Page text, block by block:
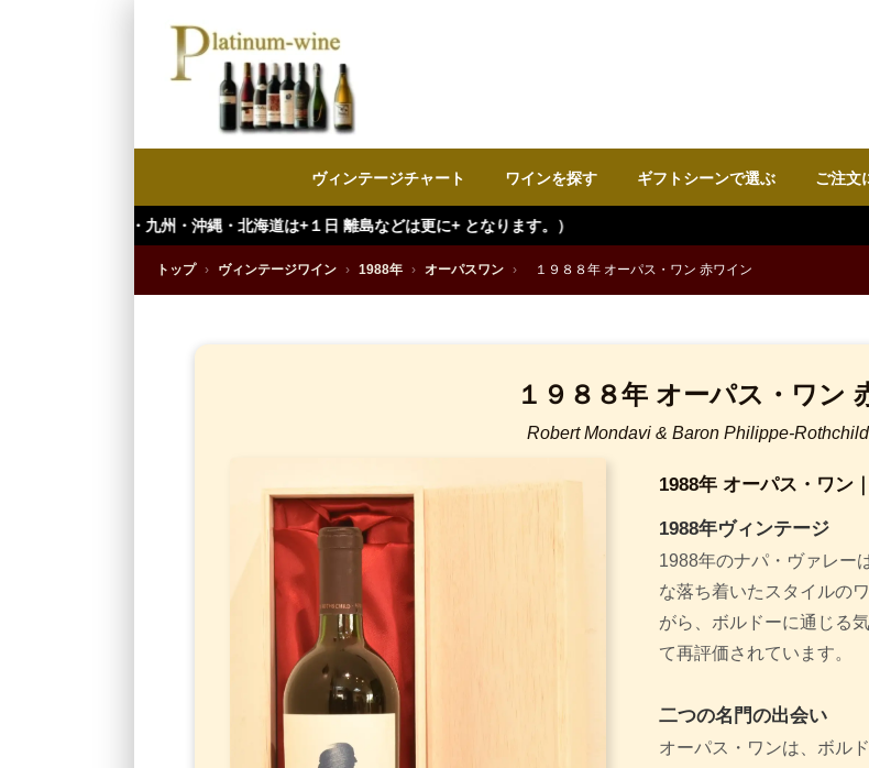
ヴィンテージチャート ワインを探す ギフトシーンで選ぶ ご注文
沖縄・北海道は+１日 離島などは更に+ となります。）
トップ › ヴィンテージワイン › 1988年 › オーパスワン › １９８８年 オーパス・ワン 赤ワイン
１９８８年 オーパス・ワン
Robert Mondavi & Baron Philippe-
1988年 オーパス・ワン
1988年ヴィンテージ
1988年のナパ・ヴァレー
な落ち着いたスタイルの
がら、ボルドーに通じる
て再評価されています。
二つの名門の出会い
オーパス・ワンは、ボル